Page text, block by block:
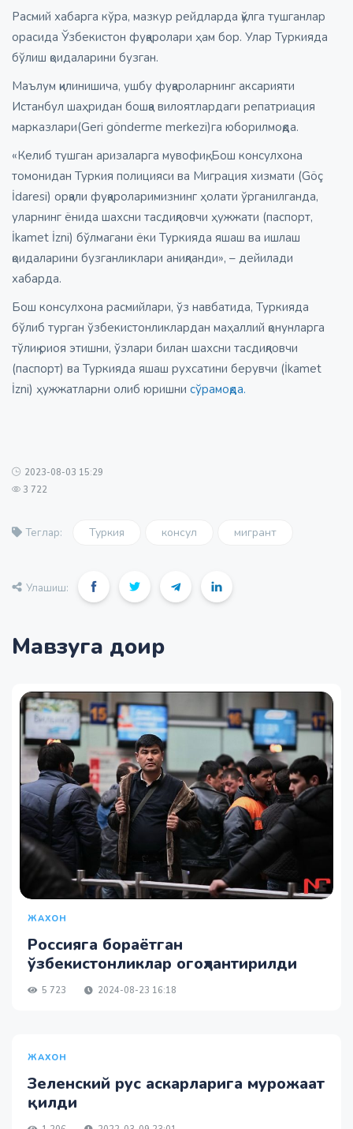
Расмий хабарга кўра, мазкур рейдларда қўлга тушганлар
орасида Ўзбекистон фуқаролари ҳам бор. Улар Туркияда
бўлиш қоидаларини бузган.
Маълум қилинишича, ушбу фуқароларнинг аксарияти
Истанбул шаҳридан бошқа вилоятлардаги репатриация
марказлари(Geri gönderme merkezi)га юборилмоқда.
«Келиб тушган аризаларга мувофиқ, Бош консулхона
томонидан Туркия полицияси ва Миграция хизмати (Göç
İdaresi) орқали фуқароларимизнинг ҳолати ўрганилганда,
уларнинг ёнида шахсни тасдиқловчи ҳужжати (паспорт,
İkamet İzni) бўлмагани ёки Туркияда яшаш ва ишлаш
қоидаларини бузганликлари аниқланди», – дейилади
хабарда.
Бош консулхона расмийлари, ўз навбатида, Туркияда
бўлиб турган ўзбекистонликлардан маҳаллий қонунларга
тўлиқ риоя этишни, ўзлари билан шахсни тасдиқловчи
(паспорт) ва Туркияда яшаш рухсатини берувчи (İkamet
İzni) ҳужжатларни олиб юришни сўрамоқда.
2023-08-03 15:29
3 722
Теглар: Туркия консул мигрант
Улашиш:
Мавзуга доир
ЖАХОН
Россияга бораётган
ўзбекистонликлар огоҳлантирилди
5 723 2024-08-23 16:18
ЖАХОН
Зеленский рус аскарларига мурожаат
қилди